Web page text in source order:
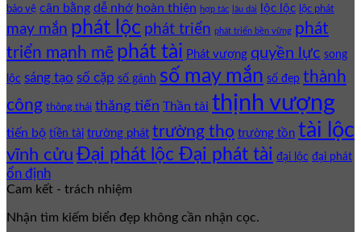
bảo vệ cân bằng dễ nhớ hoàn thiện hợp tác lâu dài lộc lộc lộc phát
may mắn phát lộc phát triển phát triển bền vững phát
triển mạnh mẽ phát tài Phát vượng quyền lực song
lộc sáng tạo số cặp số gánh số may mắn số đẹp thành
công thông thái thăng tiến Thần tài thịnh vượng
tiến bộ tiền tài trường phát trường thọ trường tồn tài lộc
vĩnh cửu Đại phát lộc Đại phát tài đại lộc đại phát
ổn định
Cam kết - trách nhiệm
Nhận tìm kiếm biển đẹp không cần nhận cọc.